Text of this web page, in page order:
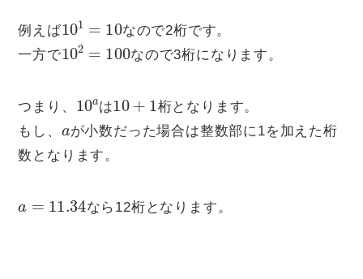
例えば
101 10
なので2桁です。
一方で
102 100
なので3桁になります。
つまり、
10a
は
10 + 1
桁となります。
もし、
が小数だった場合は整数部に1を加えた桁
数となります。
11.34
なら12桁となります。